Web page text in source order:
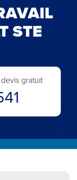
STE
gratuit